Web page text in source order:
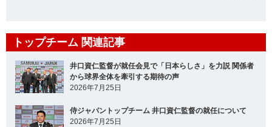
トップチーム 関連記事
井口資仁監督が就任会見で「日本らしさ」を力説 関係者
から球界全体を牽引する期待の声
2026年7月25日
侍ジャパントップチーム 井口資仁監督の就任について
2026年7月25日